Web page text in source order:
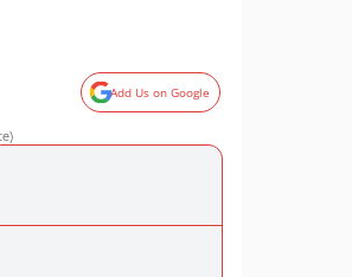
Add Us on Google